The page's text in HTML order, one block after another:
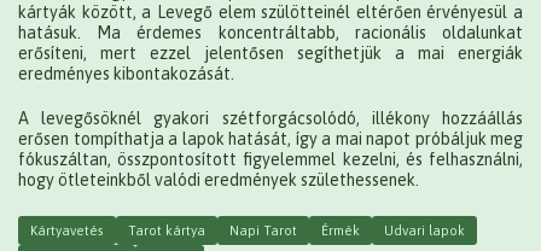
kártyák között, a Levegő elem szülötteinél eltérően érvényesül a
hatásuk. Ma érdemes koncentráltabb, racionális oldalunkat
erősíteni, mert ezzel jelentősen segíthetjük a mai energiák
eredményes kibontakozását.
A levegősöknél gyakori szétforgácsolódó, illékony hozzáállás
erősen tompíthatja a lapok hatását, így a mai napot próbáljuk meg
fókuszáltan, összpontosított figyelemmel kezelni, és felhasználni,
hogy ötleteinkből valódi eredmények születhessenek.
Kártyavetés Tarot kártya Napi Tarot Érmék
Udvari lapok